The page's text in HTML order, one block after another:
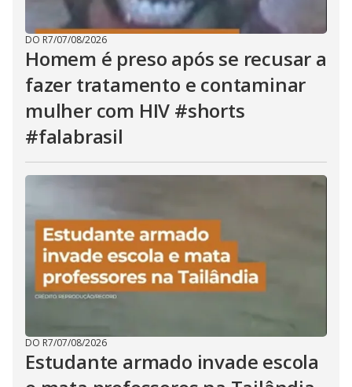
DO R7/07/08/2026
Homem é preso após se recusar a
fazer tratamento e contaminar
mulher com HIV #shorts
#falabrasil
DO R7/07/08/2026
Estudante armado invade escola